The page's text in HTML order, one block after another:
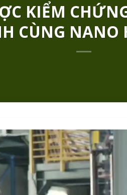
KIỂM
CÙNG NANO